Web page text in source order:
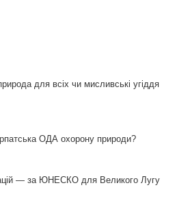
для всіх чи мисливські угіддя
ОДА охорону природи?
— за ЮНЕСКО для Великого Лугу